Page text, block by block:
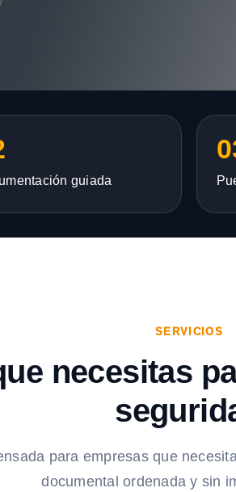
guiada
SERVICIOS
necesitas
para empresas que
documental ordenada y sin